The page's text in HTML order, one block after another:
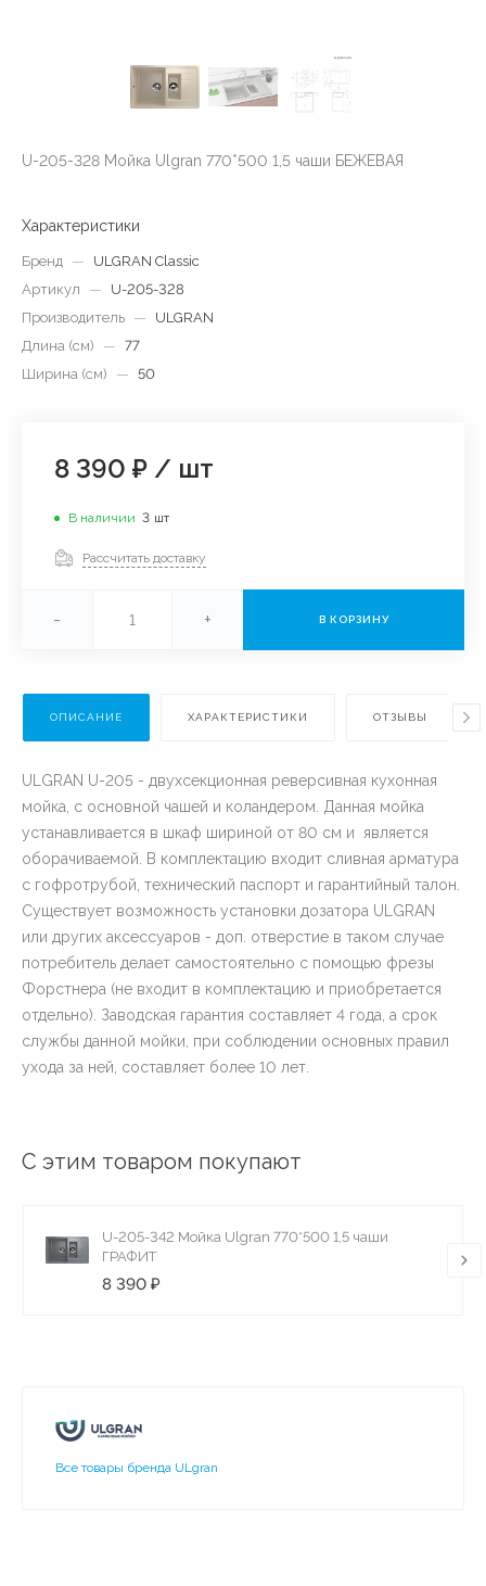
U-205-328 Мойка Ulgran 770*500 1,5 чаши БЕЖЕВАЯ
Характеристики
Бренд —
ULGRAN Classic
Артикул
—
U-205-328
Производитель —
ULGRAN
Длина (см)
— 77
Ширина (см)
— 50
8 390 ₽ / шт
В наличии 3 шт
Рассчитать доставку
- + В КОРЗИНУ
ОПИСАНИЕ ХАРАКТЕРИСТИКИ ОТЗЫВЫ
ULGRAN U-205 - двухсекционная реверсивная кухонная
мойка, с основной чашей и коландером. Данная мойка
устанавливается в шкаф шириной от 80 см и является
оборачиваемой. В комплектацию входит сливная арматура
с гофротрубой, технический паспорт и гарантийный талон.
Существует возможность установки дозатора ULGRAN
или других аксессуаров - доп. отверстие в таком случае
потребитель делает самостоятельно с помощью фрезы
Форстнера (не входит в комплектацию и приобретается
отдельно). Заводская гарантия составляет 4 года, а срок
службы данной мойки, при соблюдении основных правил
ухода за ней, составляет более 10 лет.
С этим товаром покупают
U-205-342 Мойка Ulgran 770*500 1,5 чаши
ГРАФИТ
8 390 ₽
Все товары бренда ULgran